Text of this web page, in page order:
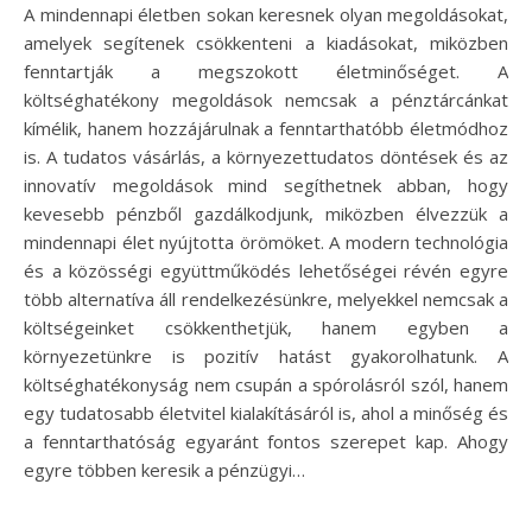
A mindennapi életben sokan keresnek olyan megoldásokat,
amelyek segítenek csökkenteni a kiadásokat, miközben
fenntartják a megszokott életminőséget. A
költséghatékony megoldások nemcsak a pénztárcánkat
kímélik, hanem hozzájárulnak a fenntarthatóbb életmódhoz
is. A tudatos vásárlás, a környezettudatos döntések és az
innovatív megoldások mind segíthetnek abban, hogy
kevesebb pénzből gazdálkodjunk, miközben élvezzük a
mindennapi élet nyújtotta örömöket. A modern technológia
és a közösségi együttműködés lehetőségei révén egyre
több alternatíva áll rendelkezésünkre, melyekkel nemcsak a
költségeinket csökkenthetjük, hanem egyben a
környezetünkre is pozitív hatást gyakorolhatunk. A
költséghatékonyság nem csupán a spórolásról szól, hanem
egy tudatosabb életvitel kialakításáról is, ahol a minőség és
a fenntarthatóság egyaránt fontos szerepet kap. Ahogy
egyre többen keresik a pénzügyi…